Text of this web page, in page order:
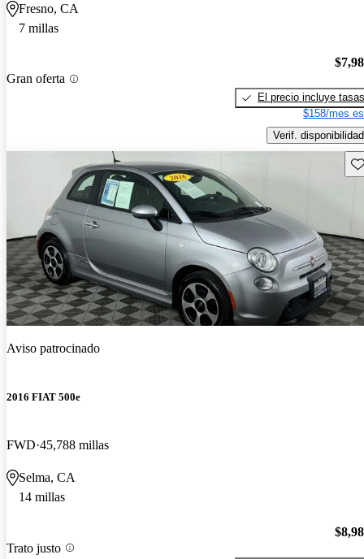
Fresno, CA
7 millas
Gran oferta
El precio incluye tasas
$158/mes
Verif. disponibilidad
Aviso patrocinado
2016 FIAT 500e
FWD 45,788 millas
Selma, CA
14 millas
Trato justo